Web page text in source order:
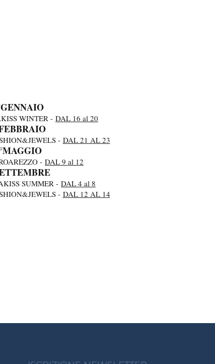
WINTER - DAL 16 al 20
- DAL 21 AL 23
°MAGGIO
- DAL 9 al 12
SUMMER - DAL 4 al 8
- DAL 12 AL 14